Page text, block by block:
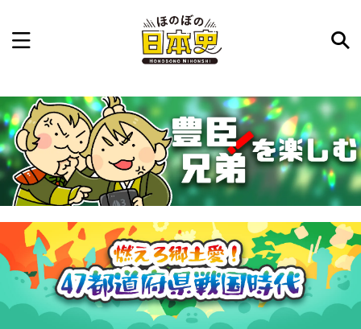
気になった日本史の事件や人物、時代などを入力して
ね。中の人が24時間手動で検索結果を提示するよ（嘘
です）
例：織田信長 長篠の戦い